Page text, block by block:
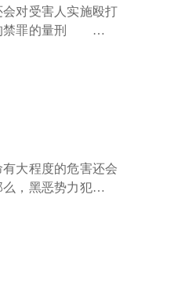
对受害人实施殴打
禁罪的量刑 非法
大程度的危害还会
，黑恶势力犯罪集